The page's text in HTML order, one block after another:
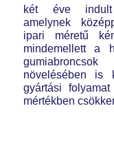
két éve
amelynek
ipari méretű
mindemellett a
növelésében is
gyártási
mértékben